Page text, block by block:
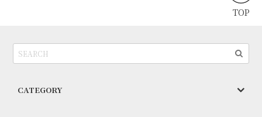
TOP
CATEGORY